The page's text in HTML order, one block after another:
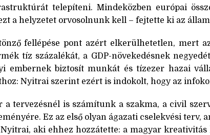
telepíteni. Mindeközben európai
a helyzetet orvosolnunk kell – fejtette ki az
fellépése pont azért elkerülhetetlen, mert
tíz százalékát, a GDP-növekedésnek
embernek biztosít munkát és tízezer hazai
Nyitrai szerint ezért is indokolt, hogy az
a tervezésnél is számítunk a szakma, a civil
Ez az első olyan ágazati cselekvési
aki ehhez hozzátette: a magyar kreativitás